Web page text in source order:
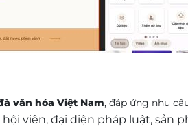
văn hóa Việt Nam, đáp ứng nhu
viên, đại diện pháp luật, sản